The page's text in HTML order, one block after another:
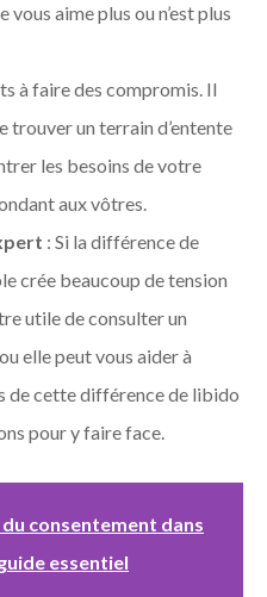
aime plus ou n’est plus
à faire des compromis. Il
trouver un terrain d’entente
les besoins de votre
aux vôtres.
: Si la différence de
crée beaucoup de tension
utile de consulter un
elle peut vous aider à
de cette différence de libido
pour y faire face.
consentement dans
essentiel